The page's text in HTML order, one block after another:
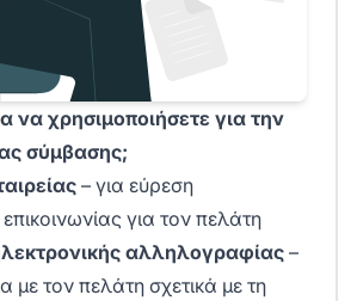
να χρησιμοποιήσετε για την
σύμβασης;
– για εύρεση
για τον πελάτη
αλληλογραφίας –
με τον πελάτη σχετικά με τη